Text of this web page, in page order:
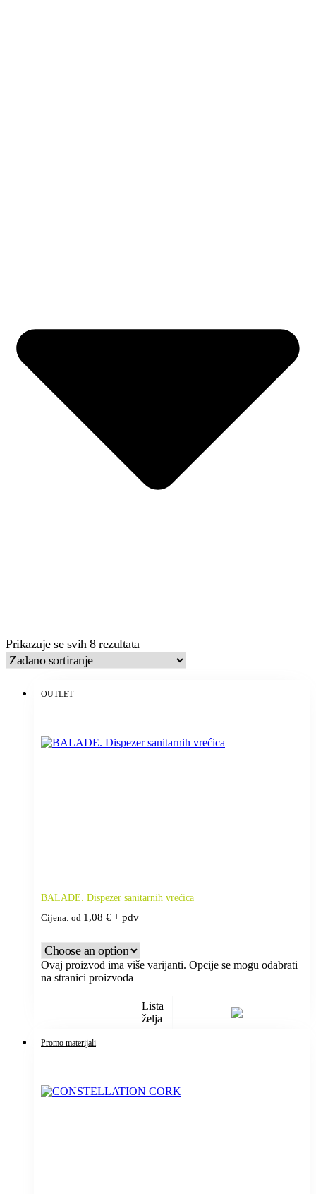
Prikazuje se svih 8 rezultata
OUTLET
BALADE. Dispezer sanitarnih vrećica
Cijena: od 1,08 €+ pdv
Ovaj proizvod ima više varijanti. Opcije se mogu odabrati
na stranici proizvoda
Lista
želja
Promo materijali